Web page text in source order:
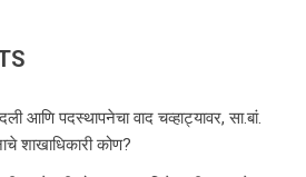
आणि पदस्थापनेचा वाद चव्हाट्यावर, सा.बां.
शाखाधिकारी कोण?